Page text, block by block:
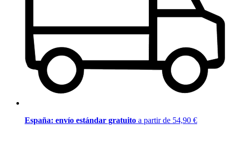
España: envío estándar gratuito a partir de 54,90 €